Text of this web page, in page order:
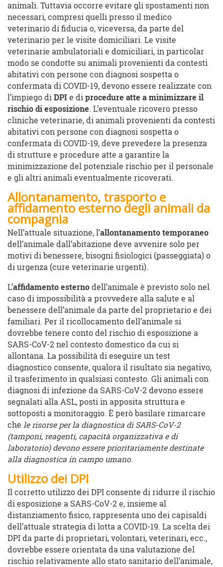
animali. Tuttavia occorre evitare gli spostamenti non
necessari, compresi quelli presso il medico
veterinario di fiducia o, viceversa, da parte del
veterinario per le visite domiciliari. Le visite
veterinarie ambulatoriali e domiciliari, in particolar
modo se condotte su animali provenienti da contesti
abitativi con persone con diagnosi sospetta o
confermata di COVID-19, devono essere realizzate con
l’impiego di DPI e di procedure atte a minimizzare il
rischio di esposizione. L’eventuale ricovero presso
cliniche veterinarie, di animali provenienti da contesti
abitativi con persone con diagnosi sospetta o
confermata di COVID-19, deve prevedere la presenza
di strutture e procedure atte a garantire la
minimizzazione del potenziale rischio per il personale
e gli altri animali eventualmente ricoverati.
Allontanamento, trasporto e
affidamento esterno degli animali da
compagnia
Nell’attuale situazione, l’allontanamento temporaneo
dell’animale dall’abitazione deve avvenire solo per
motivi di benessere, bisogni fisiologici (passeggiata) o
di urgenza (cure veterinarie urgenti).
L’affidamento esterno dell’animale è previsto solo nel
caso di impossibilità a provvedere alla salute e al
benessere dell’animale da parte del proprietario e dei
familiari. Per il ricollocamento dell’animale si
dovrebbe tenere conto del rischio di esposizione a
SARS-CoV-2 nel contesto domestico da cui si
allontana. La possibilità di eseguire un test
diagnostico consente, qualora il risultato sia negativo,
il trasferimento in qualsiasi contesto. Gli animali con
diagnosi di infezione da SARS-CoV-2 devono essere
segnalati alla ASL, posti in apposita struttura e
sottoposti a monitoraggio. È però basilare rimarcare
che le risorse per la diagnostica di SARS-CoV-2
(tamponi, reagenti, capacità organizzativa e di
laboratorio) devono essere prioritariamente destinate
alla diagnostica in campo umano.
Utilizzo dei DPI
Il corretto utilizzo dei DPI consente di ridurre il rischio
di esposizione a SARS-CoV-2 e, insieme al
distanziamento fisico, rappresenta uno dei capisaldi
dell’attuale strategia di lotta a COVID-19. La scelta dei
DPI da parte di proprietari, volontari, veterinari, ecc.,
dovrebbe essere orientata da una valutazione del
rischio relativamente allo stato sanitario dell’animale,